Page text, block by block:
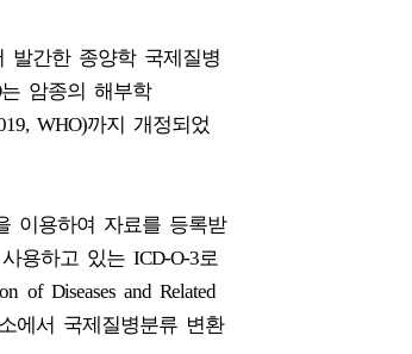
발간한 종양학 국제질병
는 암종의 해부학
WHO)까지 개정되었
이용하여 자료를 등록받
용하고 있는 ICD-O-3로
of Diseases and Related
에서 국제질병분류 변환